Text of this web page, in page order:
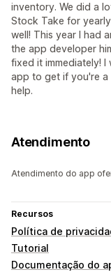
inventory. We did a
Stock Take for
well! This year I had
the app developer
fixed it immediately! I
app to get if you're a
help.
Atendimento
Atendimento do app
Recursos
Política de
Tutorial
Documentação do